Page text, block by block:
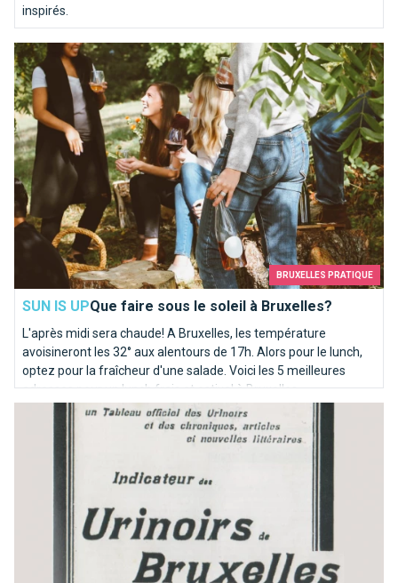
inspirés.
BRUXELLES PRATIQUE
SUN IS UPQue faire sous le soleil à Bruxelles?
L'après midi sera chaude! A Bruxelles, les température
avoisineront les 32° aux alentours de 17h. Alors pour le lunch,
optez pour la fraîcheur d'une salade. Voici les 5 meilleures
adresses pour un lunch frais et estival à Bruxelles.
Que faire sous le soleil à Bruxelles?
Les toilettes bruxelloises où il faut s'être soulagé